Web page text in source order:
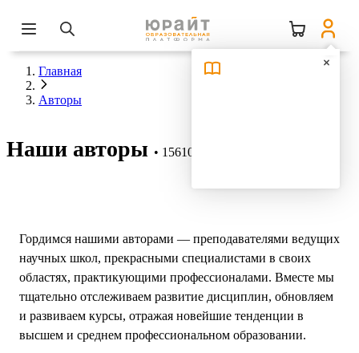
Главная
Авторы
Наши авторы 15610 авторов
Гордимся нашими авторами — преподавателями ведущих
научных школ, прекрасными специалистами в своих
областях, практикующими профессионалами. Вместе мы
тщательно отслеживаем развитие дисциплин, обновляем
и развиваем курсы, отражая новейшие тенденции в
высшем и среднем профессиональном образовании.